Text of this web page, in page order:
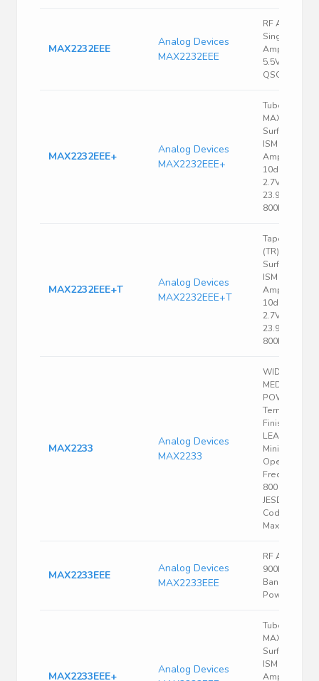
MAX2232EEE
Analog Devices
MAX2232EEE
RF Amp Chip
Single Power
Amp 928MHz
5.5V 16-Pin
QSOP
MAX2232EEE+
Analog Devices
MAX2232EEE+
Tube
MAX2232
Surface
ISM RF
Amplifier
10dBm
2.7V~5.5V
23.9dB
MAX2232EEE+T
Analog Devices
MAX2232EEE+T
Tape & Reel
(TR)
Surface
ISM RF
Amplifier
10dBm
2.7V~5.5V
23.9dB
MAX2233
Analog Devices
MAX2233
WIDE BAND
MEDIUM
POWER;
Terminal
Finish: TIN
LEAD;
Minimum
Operating
Frequency:
800 MHz;
JESD-609
Code: e0;
Maximum...
MAX2233EEE
Analog Devices
MAX2233EEE
RF Amplifier
900MHz ISM-
Band 250mW
Power Amp
MAX2233EEE+
Analog Devices
Tube
MAX2233
Surface
ISM RF
Amplifier